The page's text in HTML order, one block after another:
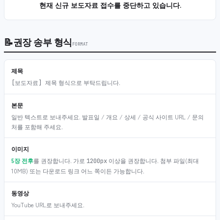
현재 신규 보도자료 접수를 중단하고 있습니다.
📝권장 송부 형식 FORMAT
제목
[보도자료] 제목 형식으로 부탁드립니다.
본문
일반 텍스트로 보내주세요. 발표일 / 개요 / 상세 / 공식 사이트 URL / 문의
처를 포함해 주세요.
이미지
5장 전후를 권장합니다. 가로 1200px 이상을 권장합니다. 첨부 파일(최대
10MB) 또는 다운로드 링크 어느 쪽이든 가능합니다.
동영상
YouTube URL로 보내주세요.